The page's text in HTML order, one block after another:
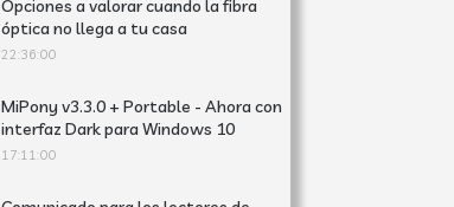
Opciones a valorar cuando la fibra
óptica no llega a tu casa
22:36:00
MiPony v3.3.0 + Portable - Ahora con
interfaz Dark para Windows 10
17:11:00